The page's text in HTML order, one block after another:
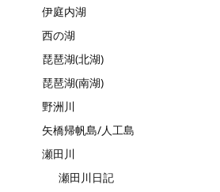
伊庭内湖
西の湖
琵琶湖(北湖)
琵琶湖(南湖)
野洲川
矢橋帰帆島/人工島
瀬田川
瀬田川日記